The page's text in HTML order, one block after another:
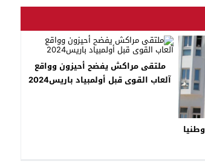
عمالة ناظور الآولى جهويا و 13وطنيا
ملتقى مراكش يفضح أحيزون وواقع
آلعاب القوى قبل أولمبياد باريس2024